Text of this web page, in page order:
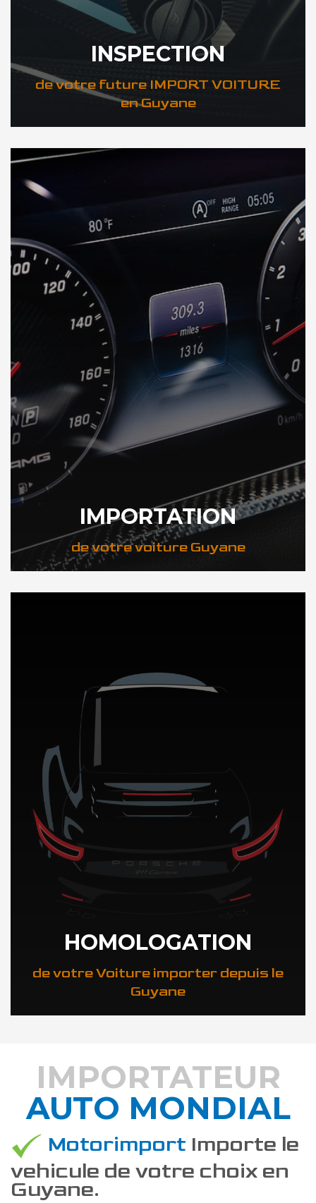
INSPECTION
de votre future IMPORT VOITURE
en Guyane
DÉCOUVREZ VOTRE INSPECTION AUTO en Guyane
IMPORTATION
de votre voiture Guyane
DÉCOUVREZ NOTRE IMPORTATION AUTO en Guyane
HOMOLOGATION
de votre Voiture importer depuis le
Guyane
DÉCOUVREZ COMMENT
IMPORTATEUR
AUTO MONDIAL
Motorimport Importe le
vehicule de votre choix en
Guyane.